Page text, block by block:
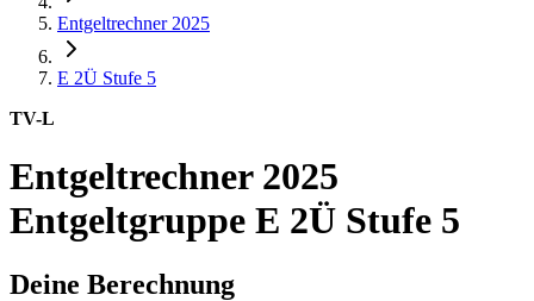
Entgeltrechner 2025
E 2Ü Stufe 5
TV-L
Entgeltrechner 2025
Entgeltgruppe E 2Ü Stufe 5
Deine Berechnung